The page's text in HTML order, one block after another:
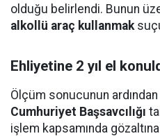
olduğu belirlendi. Bunun
alkollü araç kullanmak
Ehliyetine 2 yıl el
Ölçüm sonucunun ardından
Cumhuriyet Başsavcılığı
işlem kapsamında